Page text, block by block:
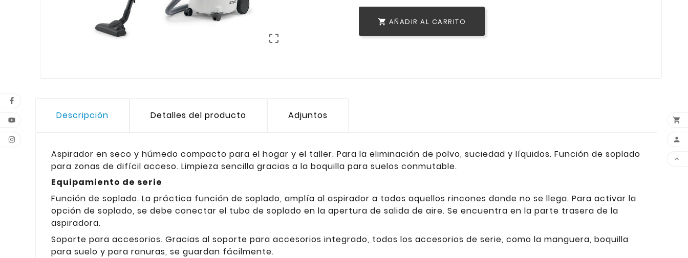

 AÑADIR AL CARRITO
Descripción Detalles del producto Adjuntos
Aspirador en seco y húmedo compacto para el hogar y el taller. Para la eliminación de polvo, suciedad y líquidos. Función de soplado
para zonas de difícil acceso. Limpieza sencilla gracias a la boquilla para suelos conmutable.
Equipamiento de serie
Función de soplado. La práctica función de soplado, amplía al aspirador a todos aquellos rincones donde no se llega. Para activar la
opción de soplado, se debe conectar el tubo de soplado en la apertura de salida de aire. Se encuentra en la parte trasera de la
aspiradora.
Soporte para accesorios. Gracias al soporte para accesorios integrado, todos los accesorios de serie, como la manguera, boquilla
para suelo y para ranuras, se guardan fácilmente.


